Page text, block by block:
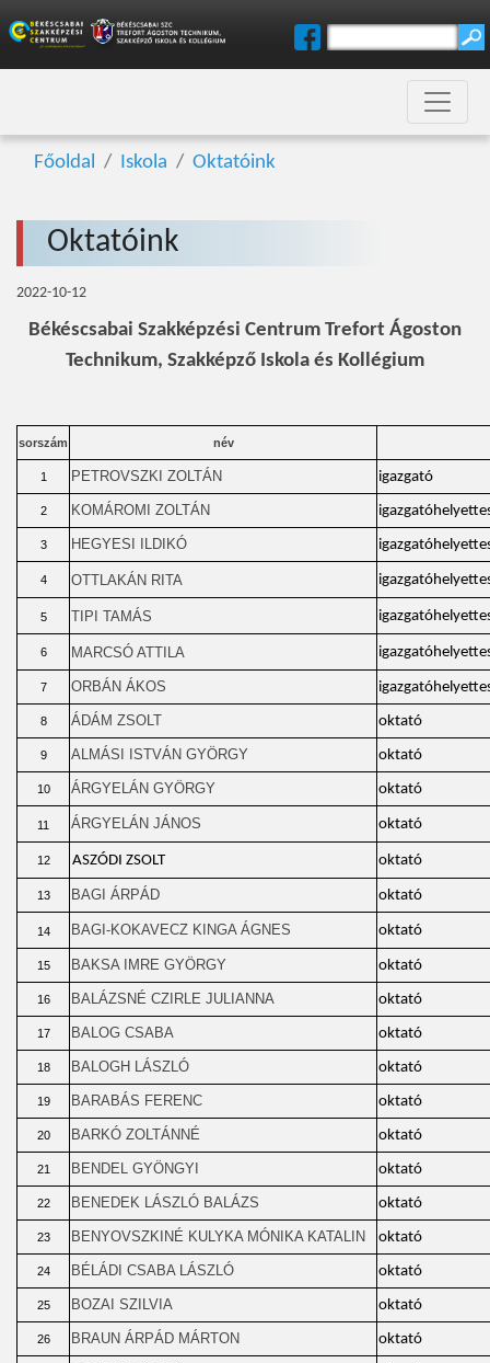
Főoldal Iskola Oktatóink
Oktatóink
2022-10-12
Békéscsabai Szakképzési Centrum Trefort Ágoston
Technikum, Szakképző Iskola és Kollégium
sorszám név
1 PETROVSZKI ZOLTÁN igazgató
2 KOMÁROMI ZOLTÁN
3 HEGYESI ILDIKÓ
4 OTTLAKÁN RITA
5 TIPI TAMÁS
6 MARCSÓ ATTILA
7 ORBÁN ÁKOS
8 ÁDÁM ZSOLT oktató
9 ALMÁSI ISTVÁN GYÖRGY oktató
10 ÁRGYELÁN GYÖRGY oktató
11 ÁRGYELÁN JÁNOS oktató
12 ASZÓDI ZSOLT oktató
13 BAGI ÁRPÁD oktató
14 BAGI-KOKAVECZ KINGA ÁGNES oktató
15 BAKSA IMRE GYÖRGY oktató
16 BALÁZSNÉ CZIRLE JULIANNA oktató
17 BALOG CSABA oktató
18 BALOGH LÁSZLÓ oktató
19 BARABÁS FERENC oktató
20 BARKÓ ZOLTÁNNÉ oktató
21 BENDEL GYÖNGYI oktató
22 BENEDEK LÁSZLÓ BALÁZS oktató
23 BENYOVSZKINÉ KULYKA MÓNIKA KATALIN oktató
24 BÉLÁDI CSABA LÁSZLÓ oktató
25 BOZAI SZILVIA oktató
26 BRAUN ÁRPÁD MÁRTON oktató